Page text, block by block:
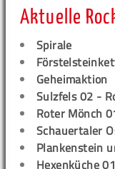
Aktuelle
Spirale
Geheimaktion
Sulzfels 02 -
Roter Mönch
Schauertaler
Plankenstein
Hexenküche